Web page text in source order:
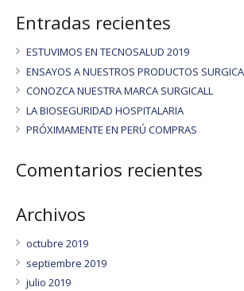
Entradas recientes
ESTUVIMOS EN TECNOSALUD 2019
ENSAYOS A NUESTROS PRODUCTOS
CONOZCA NUESTRA MARCA SURGICALL
LA BIOSEGURIDAD HOSPITALARIA
PRÓXIMAMENTE EN PERÚ COMPRAS
Comentarios recientes
Archivos
octubre 2019
septiembre 2019
julio 2019